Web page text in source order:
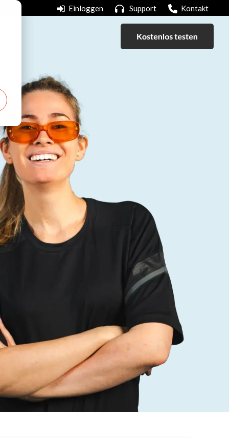
Einloggen Support Kontakt
Testing 1
Sub Nav 1
Sub Nav 2
Testing 2
Testing 3